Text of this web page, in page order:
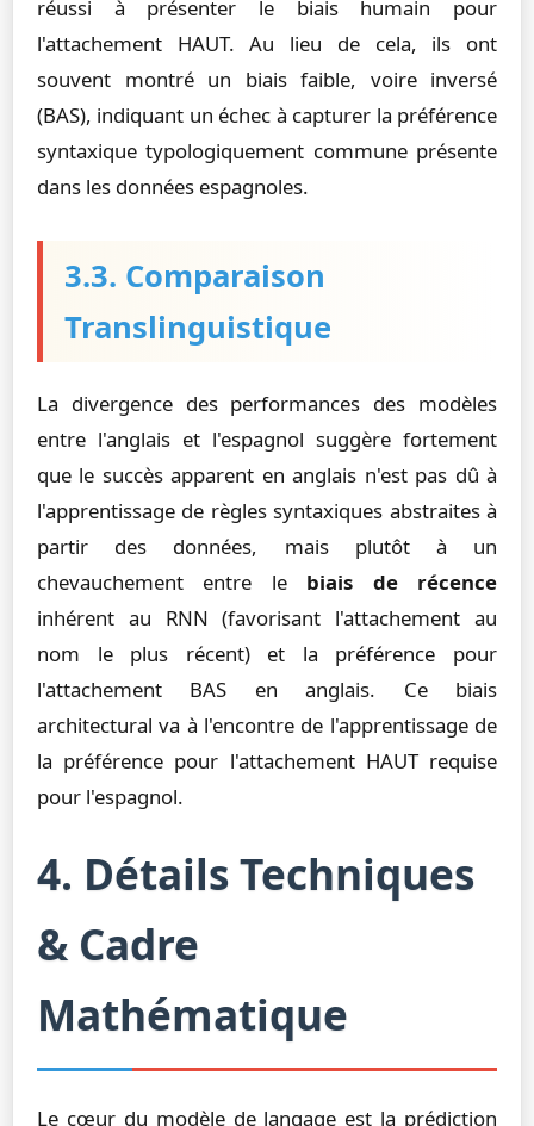
réussi à présenter le biais humain pour
l'attachement HAUT. Au lieu de cela, ils ont
souvent montré un biais faible, voire inversé
(BAS), indiquant un échec à capturer la préférence
syntaxique typologiquement commune présente
dans les données espagnoles.
3.3. Comparaison
Translinguistique
La divergence des performances des modèles
entre l'anglais et l'espagnol suggère fortement
que le succès apparent en anglais n'est pas dû à
l'apprentissage de règles syntaxiques abstraites à
partir des données, mais plutôt à un
chevauchement entre le biais de récence
inhérent au RNN (favorisant l'attachement au
nom le plus récent) et la préférence pour
l'attachement BAS en anglais. Ce biais
architectural va à l'encontre de l'apprentissage de
la préférence pour l'attachement HAUT requise
pour l'espagnol.
4. Détails Techniques
& Cadre
Mathématique
Le cœur du modèle de langage est la prédiction